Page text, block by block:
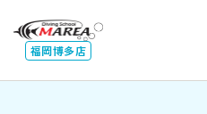
福岡博多店